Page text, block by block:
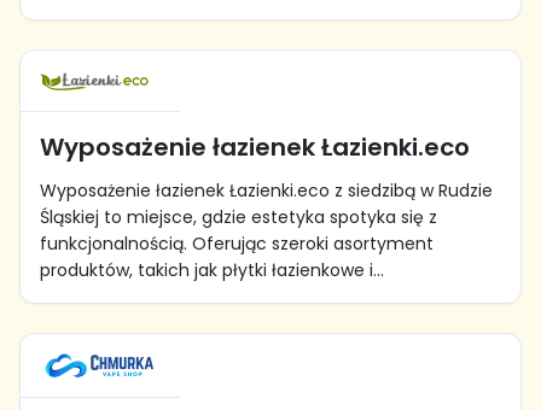
Wyposażenie łazienek Łazienki.eco
Wyposażenie łazienek Łazienki.eco z siedzibą w Rudzie
Śląskiej to miejsce, gdzie estetyka spotyka się z
funkcjonalnością. Oferując szeroki asortyment
produktów, takich jak płytki łazienkowe i...